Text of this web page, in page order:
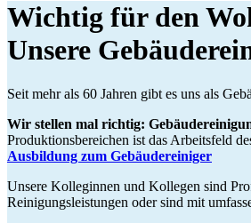
Wichtig für den
Unsere
Seit mehr als 60 Jahren gibt es uns als
Wir stellen mal richtig:
Produktionsbereichen ist das Arbeitsfeld
Ausbildung zum Gebäudereiniger
Unsere Kolleginnen und Kollegen sind
Reinigungsleistungen oder sind mit